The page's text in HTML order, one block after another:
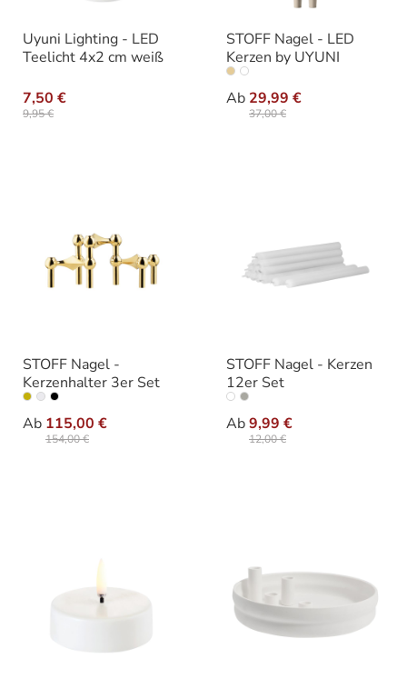
Uyuni Lighting - LED
Teelicht 4x2 cm weiß
7,50 €
9,95 €
STOFF Nagel - LED
Kerzen by UYUNI
Ab 29,99 €
37,00 €
Varianten
STOFF Nagel -
Kerzenhalter 3er Set
Ab 115,00 €
154,00 €
Varianten
STOFF Nagel - Kerzen
12er Set
Ab9,99 €
12,00 €
Varianten